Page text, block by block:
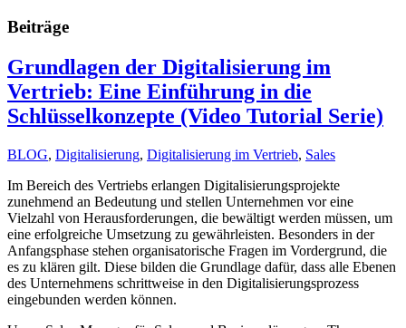
Beiträge
Grundlagen der Digitalisierung im
Vertrieb: Eine Einführung in die
Schlüsselkonzepte (Video Tutorial Serie)
BLOG, Digitalisierung, Digitalisierung im Vertrieb, Sales
Im Bereich des Vertriebs erlangen Digitalisierungsprojekte
zunehmend an Bedeutung und stellen Unternehmen vor eine
Vielzahl von Herausforderungen, die bewältigt werden müssen, um
eine erfolgreiche Umsetzung zu gewährleisten. Besonders in der
Anfangsphase stehen organisatorische Fragen im Vordergrund, die
es zu klären gilt. Diese bilden die Grundlage dafür, dass alle Ebenen
des Unternehmens schrittweise in den Digitalisierungsprozess
eingebunden werden können.